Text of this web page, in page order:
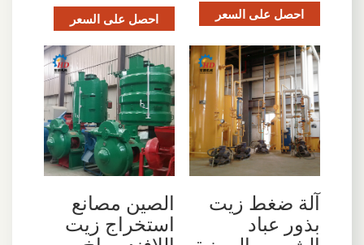
احصل على السعر احصل على السعر
آلة ضغط زيت
بذور عباد
الصين مصانع
استخراج زيت